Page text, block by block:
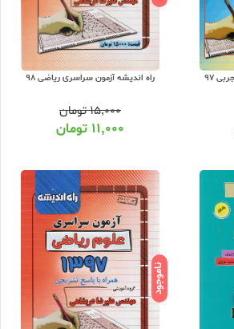
راه اندیشه آزمون سراسری تجربی 97
راه اندیشه آزمون سراسری ریاضی 98
۱۵,۰۰۰تومان
۱۱,۰۰۰ تومان
ناموجود